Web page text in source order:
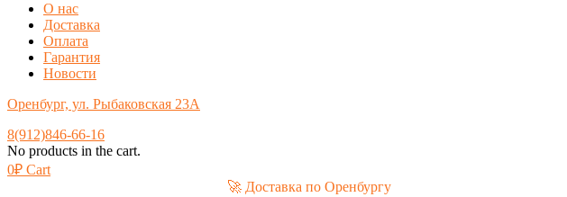
О нас
Доставка
Оплата
Гарантия
Новости
Оренбург, ул. Рыбаковская 23А
8(912)846-66-16
No products in the cart.
0₽ Cart
🚀 Доставка по Оренбургу